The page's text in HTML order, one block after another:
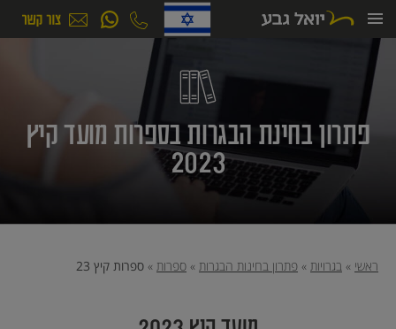
לתוכן
פתרון בחינת הבגרות בספרות מועד קיץ
2023
ראשי » בגרויות » פתרון בחינות הבגרות » ספרות » ספרות קיץ 23